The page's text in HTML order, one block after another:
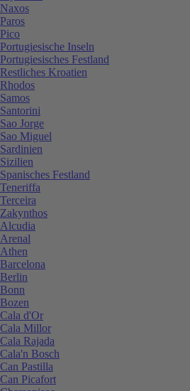
Naxos
Paros
Pico
Portugiesische Inseln
Portugiesisches Festland
Restliches Kroatien
Rhodos
Samos
Santorini
Sao Jorge
Sao Miguel
Sardinien
Sizilien
Spanisches Festland
Teneriffa
Terceira
Zakynthos
Alcudia
Arenal
Athen
Barcelona
Berlin
Bonn
Bozen
Cala d'Or
Cala Millor
Cala Rajada
Cala'n Bosch
Can Pastilla
Can Picafort